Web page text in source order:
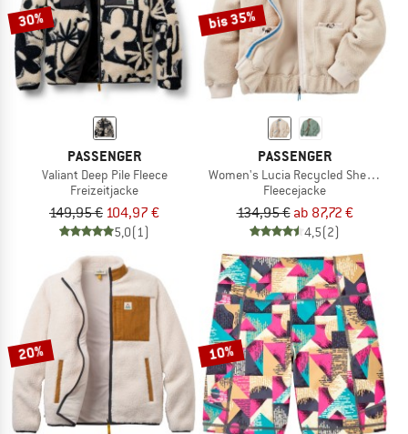
30%
PASSENGER
Valiant Deep Pile Fleece
Freizeitjacke
149,95 € 104,97 €
5,0(1)
bis 35%
PASSENGER
Women's Lucia Recycled Sherpa
Fleecejacke
134,95 € ab 87,72 €
4,5(2)
20% 10%